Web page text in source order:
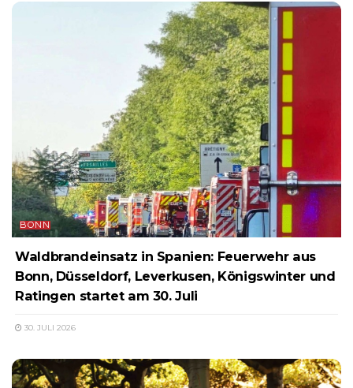
BONN
Waldbrandeinsatz in Spanien: Feuerwehr aus
Bonn, Düsseldorf, Leverkusen, Königswinter und
Ratingen startet am 30. Juli
30. JULI 2026